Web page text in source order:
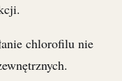
chlorofilu nie